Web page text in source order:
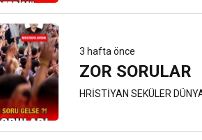
3 hafta önce
ZOR SORULAR
HRİSTİYAN SEKÜLER